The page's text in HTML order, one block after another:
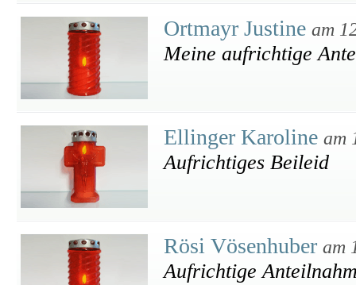
Ortmayr Justine am
Meine aufrichtige
Ellinger Karoline am
Aufrichtiges Beileid
Rösi Vösenhuber am
Aufrichtige